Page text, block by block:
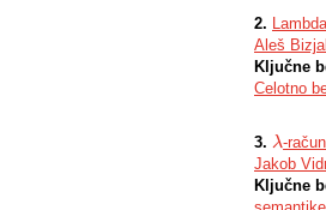
2.
Aleš
Ključne
Celotno
3. λ
λ-
Jakob
Ključne